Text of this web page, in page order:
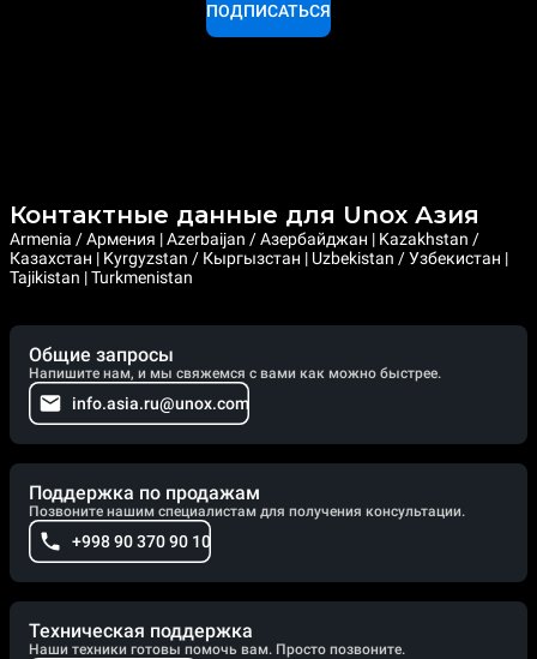
ПОДПИСАТЬСЯ
Контактные данные для Unox Азия
Armenia / Армения | Azerbaijan / Азербайджан | Kazakhstan /
Казахстан | Kyrgyzstan / Кыргызстан | Uzbekistan / Узбекистан |
Tajikistan | Turkmenistan
Общие запросы
Напишите нам, и мы свяжемся с вами как можно быстрее.
info.asia.ru@unox.com
Поддержка по продажам
Позвоните нашим специалистам для получения консультации.
+998 90 370 90 10
Техническая поддержка
Наши техники готовы помочь вам. Просто позвоните.